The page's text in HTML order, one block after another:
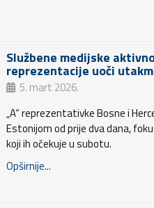
Službene medijske
reprezentacije uoči
5. mart 2026.
„A“ reprezentativke Bosne i
Estonijom od prije dva dana,
koji ih očekuje u subotu.
Opširnije...